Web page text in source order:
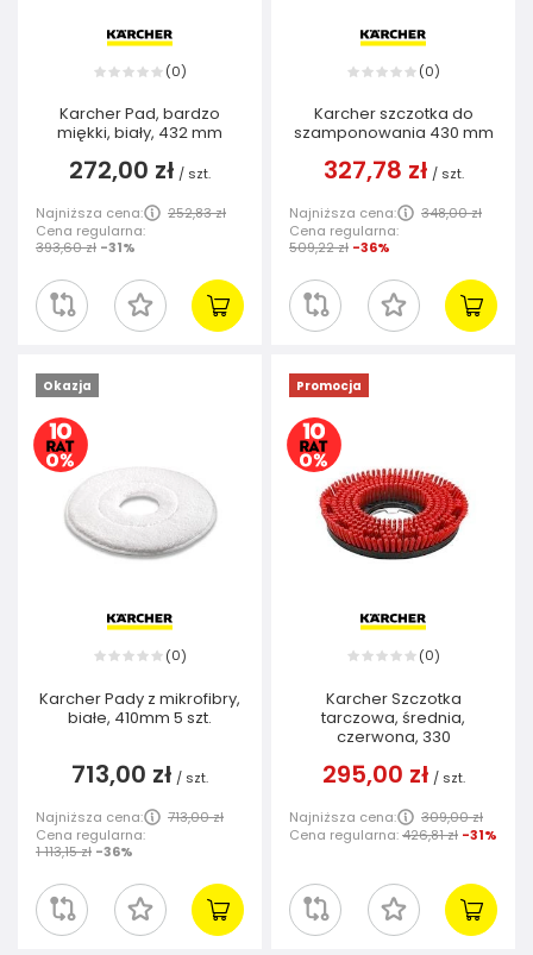
(0)
Karcher Pad, bardzo
miękki, biały, 432 mm
272,00 zł / szt.
Najniższa cena:
252,83 zł
Cena regularna:
393,60 zł -31%
(0)
Karcher szczotka do
szamponowania 430 mm
327,78 zł / szt.
Najniższa cena:
348,00 zł
Cena regularna:
509,22 zł -36%
Okazja
(0)
Karcher Pady z mikrofibry,
białe, 410mm 5 szt.
713,00 zł / szt.
Najniższa cena:
713,00 zł
Cena regularna:
1 113,15 zł -36%
Promocja
(0)
Karcher Szczotka
tarczowa, średnia,
czerwona, 330
295,00 zł / szt.
Najniższa cena:
309,00 zł
Cena regularna:426,81 zł -31%